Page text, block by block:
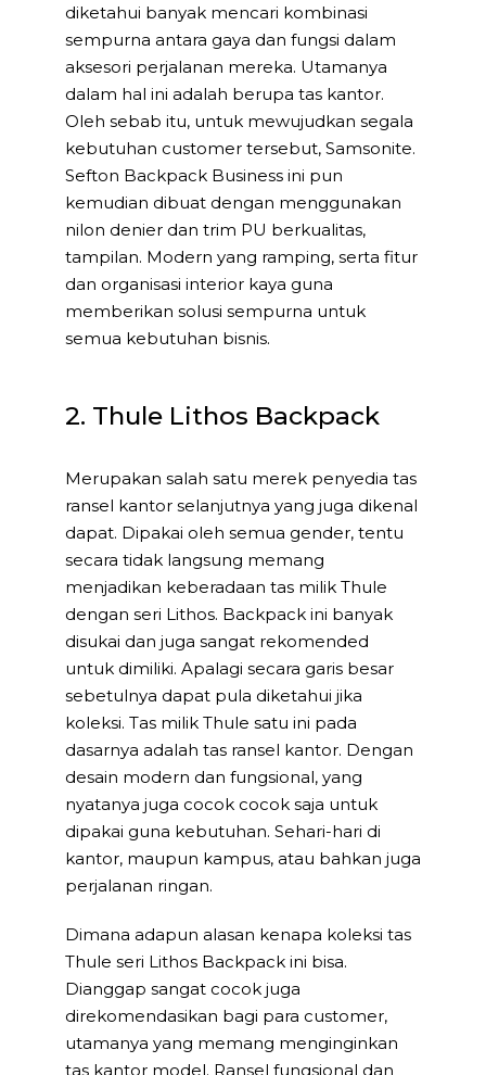
diketahui banyak mencari kombinasi
sempurna antara gaya dan fungsi dalam
aksesori perjalanan mereka. Utamanya
dalam hal ini adalah berupa tas kantor.
Oleh sebab itu, untuk mewujudkan segala
kebutuhan customer tersebut, Samsonite.
Sefton Backpack Business ini pun
kemudian dibuat dengan menggunakan
nilon denier dan trim PU berkualitas,
tampilan. Modern yang ramping, serta fitur
dan organisasi interior kaya guna
memberikan solusi sempurna untuk
semua kebutuhan bisnis.
2. Thule Lithos Backpack
Merupakan salah satu merek penyedia tas
ransel kantor selanjutnya yang juga dikenal
dapat. Dipakai oleh semua gender, tentu
secara tidak langsung memang
menjadikan keberadaan tas milik Thule
dengan seri Lithos. Backpack ini banyak
disukai dan juga sangat rekomended
untuk dimiliki. Apalagi secara garis besar
sebetulnya dapat pula diketahui jika
koleksi. Tas milik Thule satu ini pada
dasarnya adalah tas ransel kantor. Dengan
desain modern dan fungsional, yang
nyatanya juga cocok cocok saja untuk
dipakai guna kebutuhan. Sehari-hari di
kantor, maupun kampus, atau bahkan juga
perjalanan ringan.
Dimana adapun alasan kenapa koleksi tas
Thule seri Lithos Backpack ini bisa.
Dianggap sangat cocok juga
direkomendasikan bagi para customer,
utamanya yang memang menginginkan
tas kantor model. Ransel fungsional dan